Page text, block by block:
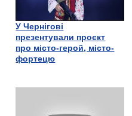
У Чернігові
презентували проєкт
про місто-герой, місто-
фортецю